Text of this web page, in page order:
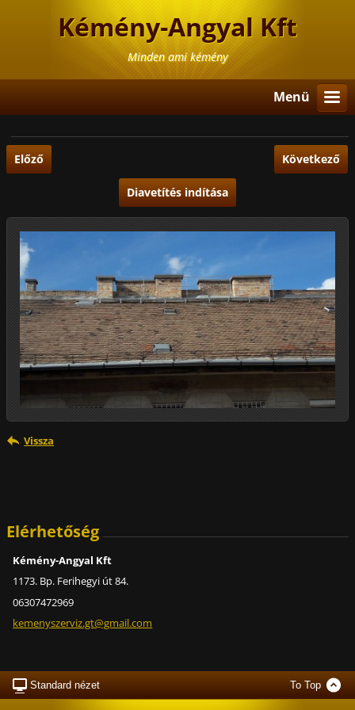
Kémény-Angyal Kft
Minden ami kémény
Menü
Előző Következő
Diavetítés indítása
Vissza
Elérhetőség
Kémény-Angyal Kft
1173. Bp. Ferihegyi út 84.
06307472969
kemenyszerviz.gt@gmail.com
Standard nézet To Top